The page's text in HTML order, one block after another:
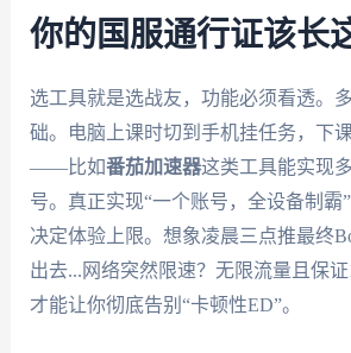
你的国服通行证该长
选工具就是选战友，功能必须看透。
础。电脑上课时切到手机挂任务，下
——比如番茄加速器这类工具能实现
号。真正实现“一个账号，全设备制霸
决定体验上限。想象凌晨三点推最终
出去...网络突然限速？无限流量且保证
才能让你彻底告别“卡顿性ED”。